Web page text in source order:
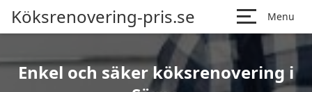
Köksrenovering-pris.se Menu
Enkel och säker köksrenovering i